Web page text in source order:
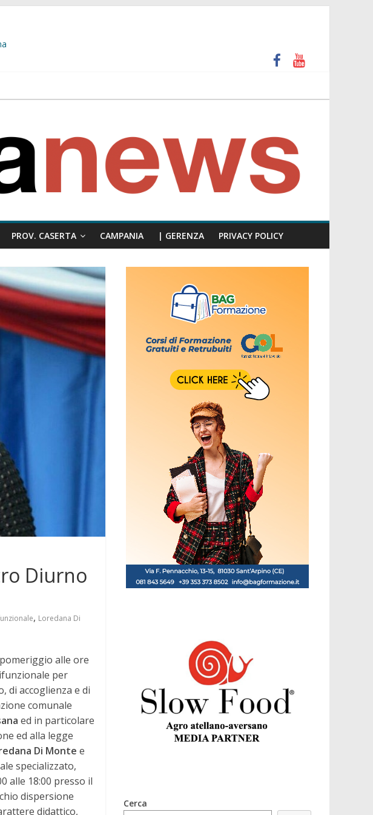
corte. Altro che presunti insulti sessisti, parla il video del consiglio
PROV. CASERTA CAMPANIA | GERENZA PRIVACY POLICY
Diurno
, Loredana Di
alle ore
per
di accoglienza e di
comunale
ed in particolare
ed alla legge
Di Monte e
specializzato,
alle 18:00 presso il
dispersione
didattico,
Cerca